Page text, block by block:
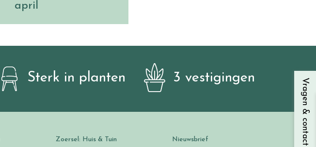
april
Sterk in planten 3 vestigingen
Zoersel: Huis & Tuin
Nieuwsbrief
Vragen & contact